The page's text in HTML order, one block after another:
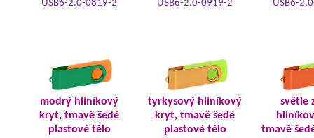
USB6-2.0-0819-2 USB6-2.0-0919-2 USB6-
modrý hliníkový
kryt, tmavě šedé
plastové tělo
tyrkysový hliníkový
kryt, tmavě šedé
plastové tělo
světle
tmavě